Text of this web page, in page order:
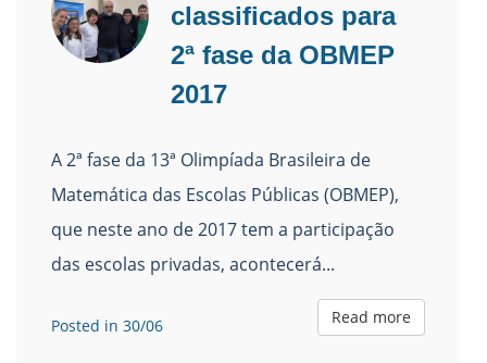
classificados para
2ª fase da OBMEP
2017
A 2ª fase da 13ª Olimpíada Brasileira de
Matemática das Escolas Públicas (OBMEP),
que neste ano de 2017 tem a participação
das escolas privadas, acontecerá...
Posted in 30/06 Read more